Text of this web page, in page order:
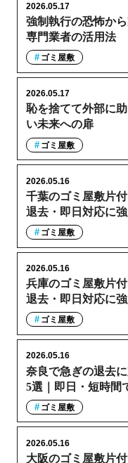
強制執行の恐怖か
専門業者の活用法
2026.05.17
ゴミ屋敷
恥を捨てて外部に
い未来への扉
2026.05.17
ゴミ屋敷
千葉のゴミ屋敷片
退去・即日対応に
2026.05.16
ゴミ屋敷
兵庫のゴミ屋敷片
退去・即日対応に
2026.05.16
ゴミ屋敷
奈良で急ぎの退去
5選｜即日・短時間
2026.05.16
ゴミ屋敷
大阪のゴミ屋敷片
2026.05.16